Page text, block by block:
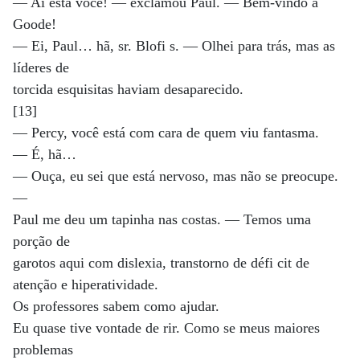
Goode!
— Ei, Paul… hã, sr. Blofi s. — Olhei para trás, mas as
líderes de
torcida esquisitas haviam desaparecido.
[13]
— Percy, você está com cara de quem viu fantasma.
— É, hã…
— Ouça, eu sei que está nervoso, mas não se preocupe.
—
Paul me deu um tapinha nas costas. — Temos uma
porção de
garotos aqui com dislexia, transtorno de défi cit de
atenção e hiperatividade.
Os professores sabem como ajudar.
Eu quase tive vontade de rir. Como se meus maiores
problemas